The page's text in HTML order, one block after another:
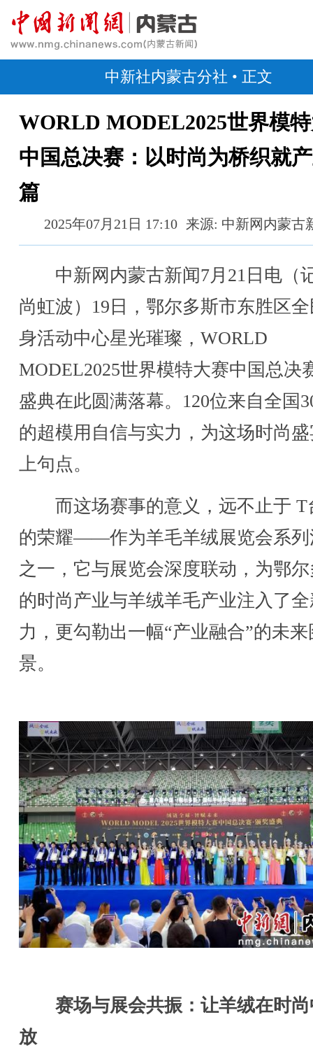
中新社内蒙古分社 • 正文
WORLD MODEL2025世界模
中国总决赛：以时尚为桥织就
篇
2025年07月21日 17:10 来源: 中新网内蒙古
中新网内蒙古新闻7月21日电（
尚虹波）19日，鄂尔多斯市东胜区
身活动中心星光璀璨，WORLD
MODEL2025世界模特大赛中国总决
盛典在此圆满落幕。120位来自全国
的超模用自信与实力，为这场时尚
上句点。
而这场赛事的意义，远不止于 T
的荣耀——作为羊毛羊绒展览会系列
之一，它与展览会深度联动，为鄂
的时尚产业与羊绒羊毛产业注入了
力，更勾勒出一幅“产业融合”的未来
景。
赛场与展会共振：让羊绒在时尚
放